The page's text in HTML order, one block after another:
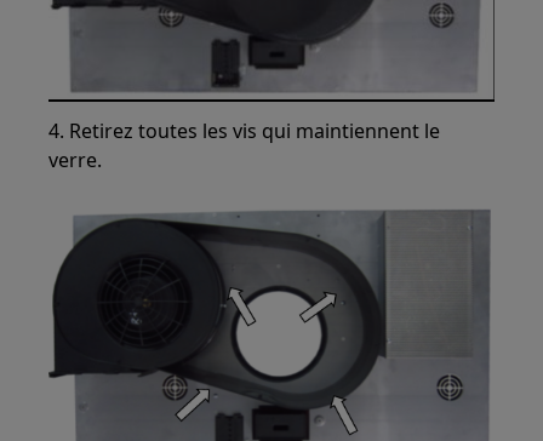
4. Retirez toutes les vis qui maintiennent le
verre.